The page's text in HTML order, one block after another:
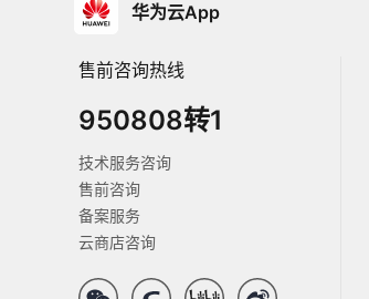
华为云App
售前咨询热线
950808转1
技术服务咨询
售前咨询
备案服务
云商店咨询